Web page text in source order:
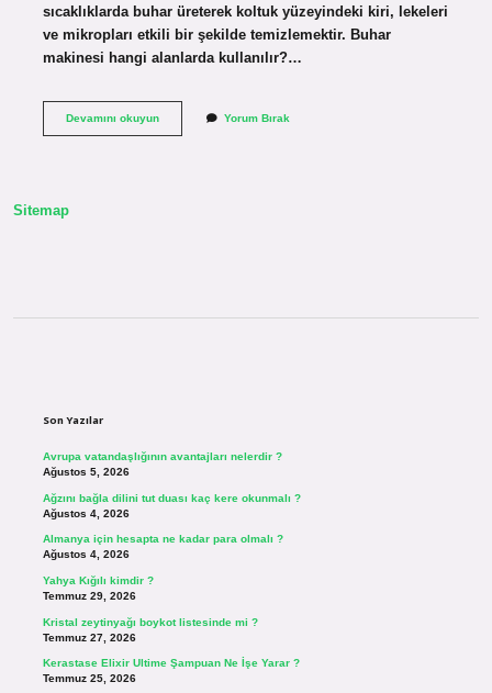
sıcaklıklarda buhar üreterek koltuk yüzeyindeki kiri, lekeleri
ve mikropları etkili bir şekilde temizlemektir. Buhar
makinesi hangi alanlarda kullanılır?…
Devamını okuyunBuhar
Yorum Bırak
Sitemap
Son Yazılar
Avrupa vatandaşlığının avantajları nelerdir ?
Ağustos 5, 2026
Ağzını bağla dilini tut duası kaç kere okunmalı ?
Ağustos 4, 2026
Almanya için hesapta ne kadar para olmalı ?
Ağustos 4, 2026
Yahya Kığılı kimdir ?
Temmuz 29, 2026
Kristal zeytinyağı boykot listesinde mi ?
Temmuz 27, 2026
Kerastase Elixir Ultime Şampuan Ne İşe Yarar ?
Temmuz 25, 2026